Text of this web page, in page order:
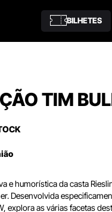
BILHETES
TIM
e humorística da casta
Desenvolvida
explora as várias facetas